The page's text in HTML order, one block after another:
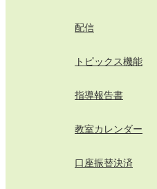
配信
トピックス機能
指導報告書
教室カレンダー
口座振替決済